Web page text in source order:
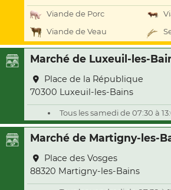
Viande de Porc
Viande de Veau
Marché de Luxeuil-les-
Place de la République
70300 Luxeuil-les-Bains
Tous les samedi de 07:30 à
Marché de Martigny-les-
Place des Vosges
88320 Martigny-les-Bains